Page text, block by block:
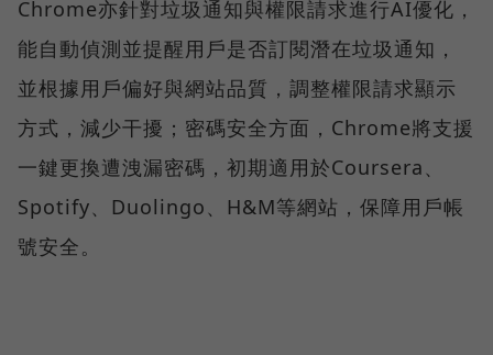
Chrome亦針對垃圾通知與權限請求進行AI優化，
能自動偵測並提醒用戶是否訂閱潛在垃圾通知，
並根據用戶偏好與網站品質，調整權限請求顯示
方式，減少干擾；密碼安全方面，Chrome將支援
一鍵更換遭洩漏密碼，初期適用於Coursera、
Spotify、Duolingo、H&M等網站，保障用戶帳
號安全。